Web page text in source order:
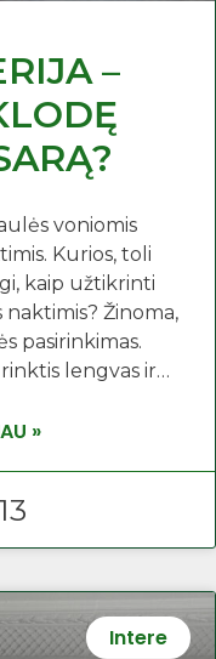
–
voniomis
Kurios, toli
kaip užtikrinti
Žinoma,
pasirinkimas.
lengvas ir…
»
Intere